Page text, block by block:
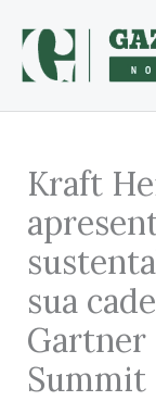
content
Kraft
sua
Gartner
Summit